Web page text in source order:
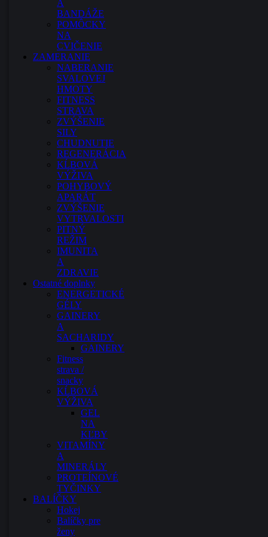
A
BANDÁŽE
POMÔCKY
NA
CVIČENIE
ZAMERANIE
NABERANIE
SVALOVEJ
HMOTY
FITNESS
STRAVA
ZVÝŠENIE
SILY
CHUDNUTIE
REGENERÁCIA
KĹBOVÁ
VÝŽIVA
POHYBOVÝ
APARÁT
ZVÝŠENIE
VYTRVALOSTI
PITNÝ
REŽIM
IMUNITA
A
ZDRAVIE
Ostatné doplnky
ENERGETICKÉ
GÉLY
GAINERY
A
SACHARIDY
GAINERY
Fitness
strava /
snacky
KĹBOVÁ
VÝŽIVA
GEL
NA
KĽBY
VITAMÍNY
A
MINERÁLY
PROTEÍNOVÉ
TYČINKY
BALÍČKY
Hokej
Balíčky pre
ženy